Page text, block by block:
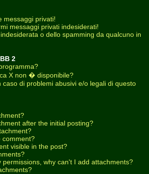
messaggi privati!
messaggi privati indesiderati!
o dello spamming da qualcuno in
2
X non � disponibile?
caso di problemi abusivi e/o legali di questo
after the initial posting?
comment?
visible in the post?
permissions, why can't I add attachments?